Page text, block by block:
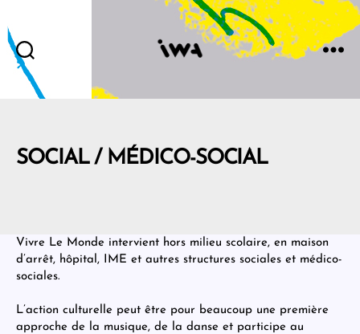
SOCIAL / MÉDICO-SOCIAL
Vivre Le Monde intervient hors milieu scolaire, en maison
d’arrêt, hôpital, IME et autres structures sociales et médico-
sociales.
L’action culturelle peut être pour beaucoup une première
approche de la musique, de la danse et participe au